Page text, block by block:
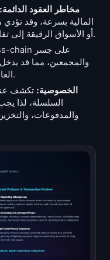
مخاطر العقود الدائمة:
المالية بسرعة، وقد
أو الأسواق الرقيقة إلى تفاقم الخسائر أثناء التحركات المتقلبة.
والمجمعين، مما قد
والتسوية بما يتجاوز تكاليف gas العادية.
الخصوصية: تكشف
السلسلة، لذا